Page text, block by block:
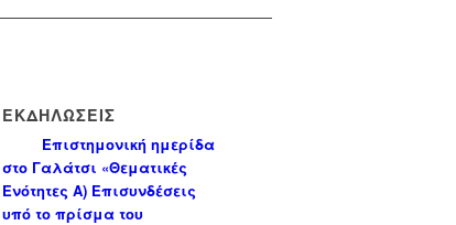
ΕΚΔΗΛΩΣΕΙΣ
Επιστημονική ημερίδα
στο Γαλάτσι «Θεματικές
Ενότητες Α) Επισυνδέσεις
υπό το πρίσμα του